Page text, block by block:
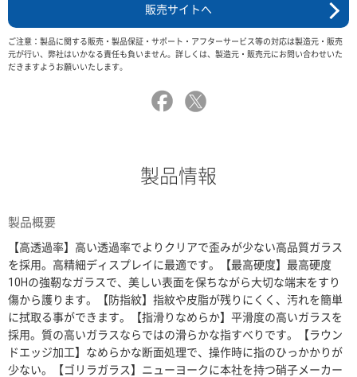
販売サイトへ
ご注意：製品に関する販売・製品保証・サポート・アフターサービス等の対応は製造元・販売
元が行い、弊社はいかなる責任も負いません。詳しくは、製造元・販売元にお問い合わせいた
だきますようお願いいたします。
製品情報
製品概要
【高透過率】高い透過率でよりクリアで歪みが少ない高品質ガラス
を採用。高精細ディスプレイに最適です。【最高硬度】最高硬度
10Hの強靭なガラスで、美しい表面を保ちながら大切な端末をすり
傷から護ります。【防指紋】指紋や皮脂が残りにくく、汚れを簡単
に拭取る事ができます。【指滑りなめらか】平滑度の高いガラスを
採用。質の高いガラスならではの滑らかな指すべりです。【ラウン
ドエッジ加工】なめらかな断面処理で、操作時に指のひっかかりが
少ない。【ゴリラガラス】ニューヨークに本社を持つ硝子メーカー